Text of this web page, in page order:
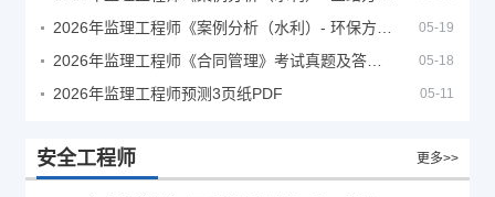
05-19
05-18
2026年监理工程师预测3页纸PDF 05-11
安全工程师 更多>>